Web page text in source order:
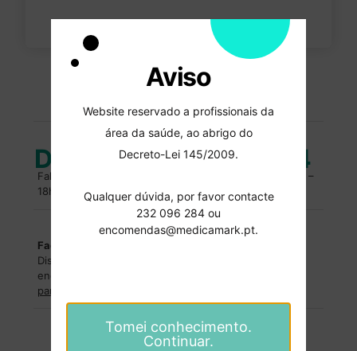
PORTES GRATUITOS
Duvidas?232 096 284
Fale com um especialista. Entre em contacto, das 10h –
18h.
Facilidades de pagamentos
Dispomos de facilidades de pagamentos para
encomendas superiores a
para saber mais
Formas de pagamentos
Aviso
Website reservado a profissionais da
área da saúde, ao abrigo do
Decreto-Lei 145/2009.
Qualquer dúvida, por favor contacte
232 096 284 ou
encomendas@medicamark.pt.
Tomei conhecimento.
Continuar.